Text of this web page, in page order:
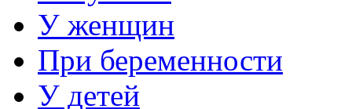
У женщин
При беременности
У детей